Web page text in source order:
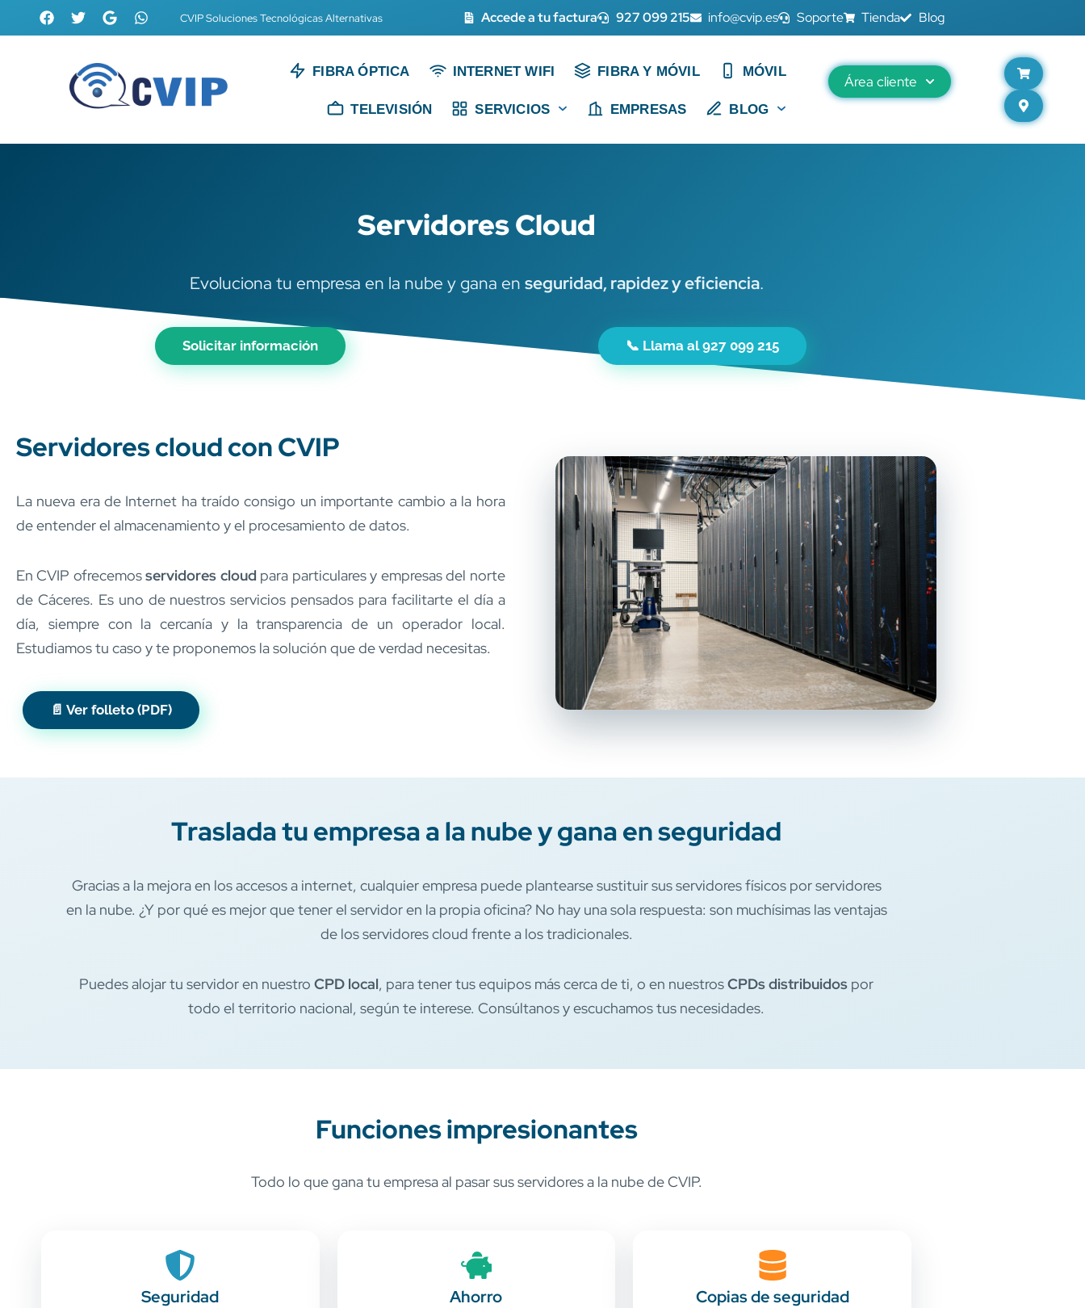
CVIP Soluciones Tecnológicas Alternativas Accede a tu factura 927 099 215 info@cvip.es Soporte Tienda Blog
FIBRA ÓPTICA INTERNET WIFI FIBRA Y MÓVIL MÓVIL
TELEVISIÓN SERVICIOS EMPRESAS BLOG
Área cliente
Servidores Cloud
Evoluciona tu empresa en la nube y gana en seguridad, rapidez y eficiencia.
Solicitar información 📞 Llama al 927 099 215
Servidores cloud con CVIP
La nueva era de Internet ha traído consigo un importante cambio a la hora
de entender el almacenamiento y el procesamiento de datos.
En CVIP ofrecemosservidores cloud para particulares y empresas del norte
de Cáceres. Es uno de nuestros servicios pensados para facilitarte el día a
día, siempre con la cercanía y la transparencia de un operador local.
Estudiamos tu caso y te proponemos la solución que de verdad necesitas.
📄 Ver folleto (PDF)
Traslada tu empresa a la nube y gana en seguridad
Gracias a la mejora en los accesos a internet, cualquier empresa puede plantearse sustituir sus servidores físicos por servidores
en la nube. ¿Y por qué es mejor que tener el servidor en la propia oficina? No hay una sola respuesta: son muchísimas las ventajas
de los servidores cloud frente a los tradicionales.
Puedes alojar tu servidor en nuestro CPD local, para tener tus equipos más cerca de ti, o en nuestrosCPDs distribuidos por
todo el territorio nacional, según te interese. Consúltanos y escuchamos tus necesidades.
Funciones impresionantes
Todo lo que gana tu empresa al pasar sus servidores a la nube de CVIP.
Seguridad Ahorro Copias de seguridad